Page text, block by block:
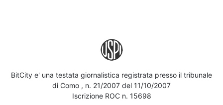
BitCity e' una testata giornalistica registrata presso il tribunale
di Como , n. 21/2007 del 11/10/2007
Iscrizione ROC n. 15698